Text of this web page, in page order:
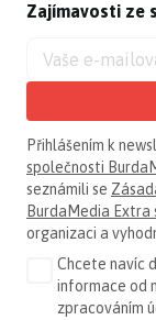
Zajímavosti ze
Přihlášením k
společnosti
seznámili se
BurdaMedia Extra
organizaci a
Chcete navíc
informace od
zpracováním